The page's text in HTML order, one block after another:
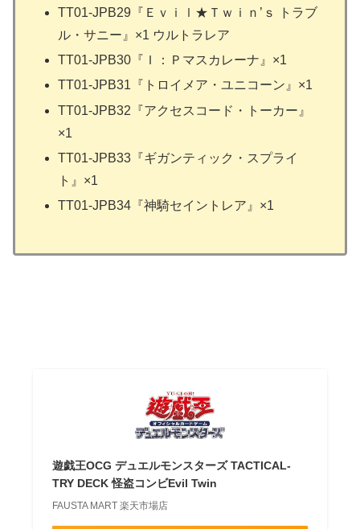
TT01-JPB29『Ｅｖｉｌ★Ｔｗｉｎ’ｓ トラブ
ル・サニー』×1 ウルトラレア
TT01-JPB30『Ｉ：Ｐマスカレーナ』×1
TT01-JPB31『トロイメア・ユニコーン』×1
TT01-JPB32『アクセスコード・トーカー』
×1
TT01-JPB33『ギガンティック・スプライ
ト』×1
TT01-JPB34『神騎セイントレア』×1
遊戯王OCG デュエルモンスターズ TACTICAL-
TRY DECK 怪盗コンビEvil Twin
FAUSTA MART 楽天市場店